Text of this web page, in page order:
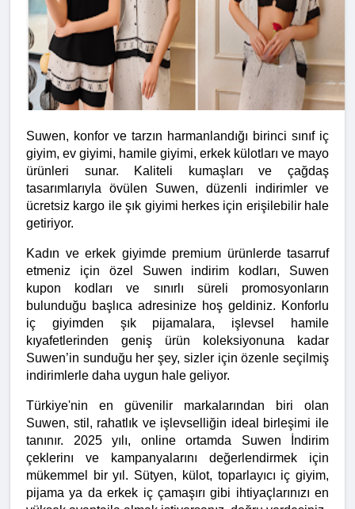
Suwen, konfor ve tarzın harmanlandığı birinci sınıf iç
giyim, ev giyimi, hamile giyimi, erkek külotları ve mayo
ürünleri sunar. Kaliteli kumaşları ve çağdaş
tasarımlarıyla övülen Suwen, düzenli indirimler ve
ücretsiz kargo ile şık giyimi herkes için erişilebilir hale
getiriyor.
Kadın ve erkek giyimde premium ürünlerde tasarruf
etmeniz için özel Suwen indirim kodları, Suwen
kupon kodları ve sınırlı süreli promosyonların
bulunduğu başlıca adresinize hoş geldiniz. Konforlu
iç giyimden şık pijamalara, işlevsel hamile
kıyafetlerinden geniş ürün koleksiyonuna kadar
Suwen’in sunduğu her şey, sizler için özenle seçilmiş
indirimlerle daha uygun hale geliyor.
Türkiye'nin en güvenilir markalarından biri olan
Suwen, stil, rahatlık ve işlevselliğin ideal birleşimi ile
tanınır. 2025 yılı, online ortamda Suwen İndirim
çeklerinı ve kampanyalarını değerlendirmek için
mükemmel bir yıl. Sütyen, külot, toparlayıcı iç giyim,
pijama ya da erkek iç çamaşırı gibi ihtiyaçlarınızı en